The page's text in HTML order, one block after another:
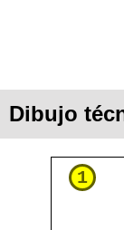
Dibujo
1